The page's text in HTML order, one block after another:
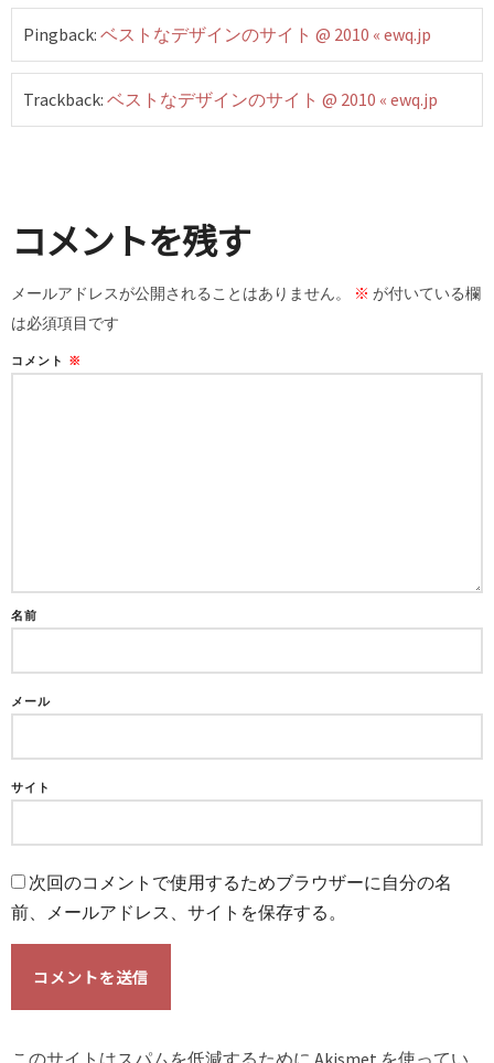
Pingback: ベストなデザインのサイト @ 2010 « ewq.jp
Trackback: ベストなデザインのサイト @ 2010 « ewq.jp
コメントを残す
メールアドレスが公開されることはありません。 ※ が付いている欄
は必須項目です
コメント ※
名前
メール
サイト
次回のコメントで使用するためブラウザーに自分の名
前、メールアドレス、サイトを保存する。
このサイトはスパムを低減するために Akismet を使ってい